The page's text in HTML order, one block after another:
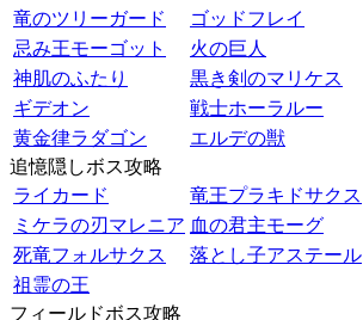
竜のツリーガード
ゴッドフレイ
忌み王モーゴット
火の巨人
神肌のふたり
黒き剣のマリケス
ギデオン
戦士ホーラルー
黄金律ラダゴン
エルデの獣
追憶隠しボス攻略
ライカード
竜王プラキドサクス
ミケラの刃マレニア 血の君主モーグ
死竜フォルサクス
落とし子アステール
祖霊の王
フィールドボス攻略